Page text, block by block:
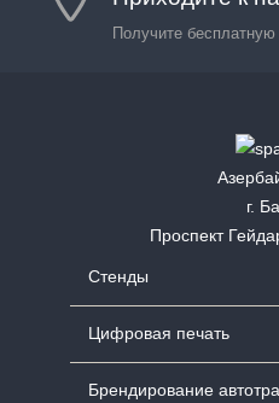
Получите бесплатную
г.
Проспект
Стенды
Цифровая печать
Брендирование